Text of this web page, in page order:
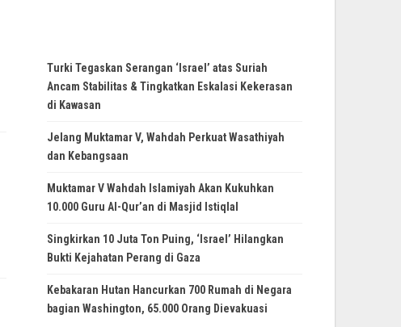
Turki Tegaskan Serangan ‘Israel’ atas Suriah
Ancam Stabilitas & Tingkatkan Eskalasi Kekerasan
di Kawasan
Jelang Muktamar V, Wahdah Perkuat Wasathiyah
dan Kebangsaan
Muktamar V Wahdah Islamiyah Akan Kukuhkan
10.000 Guru Al-Qur’an di Masjid Istiqlal
Singkirkan 10 Juta Ton Puing, ‘Israel’ Hilangkan
Bukti Kejahatan Perang di Gaza
Kebakaran Hutan Hancurkan 700 Rumah di Negara
bagian Washington, 65.000 Orang Dievakuasi